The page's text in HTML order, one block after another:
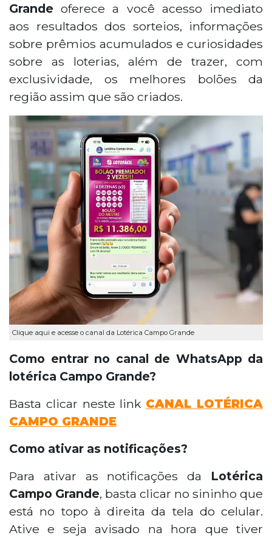
Grandeoferece a você acesso imediato
aos resultados dos sorteios, informações
sobre prêmios acumulados e curiosidades
sobre as loterias, além de trazer, com
exclusividade, os melhores bolões da
região assim que são criados.
Clique aqui e acesse o canal da Lotérica Campo Grande
Como entrar no canal de WhatsApp da
lotérica Campo Grande?
Basta clicar neste link CANAL LOTÉRICA
CAMPO GRANDE
Como ativar as notificações?
Para ativar as notificações da Lotérica
Campo Grande, basta clicar no sininho que
está no topo à direita da tela do celular.
Ative e seja avisado na hora que tiver